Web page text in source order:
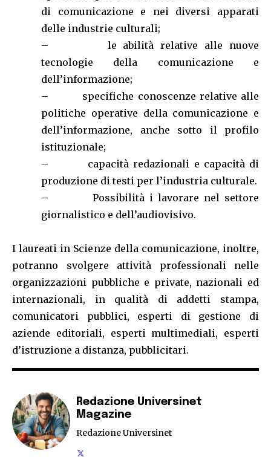
di comunicazione e nei diversi apparati
delle industrie culturali;
– le abilità relative alle nuove
tecnologie della comunicazione e
dell’informazione;
– specifiche conoscenze relative alle
politiche operative della comunicazione e
dell’informazione, anche sotto il profilo
istituzionale;
– capacità redazionali e capacità di
produzione di testi per l’industria culturale.
– Possibilità i lavorare nel settore
giornalistico e dell’audiovisivo.
I laureati in Scienze della comunicazione, inoltre,
potranno svolgere attività professionali nelle
organizzazioni pubbliche e private, nazionali ed
internazionali, in qualità di addetti stampa,
comunicatori pubblici, esperti di gestione di
aziende editoriali, esperti multimediali, esperti
d’istruzione a distanza, pubblicitari.
Redazione Universinet
Magazine
Redazione Universinet